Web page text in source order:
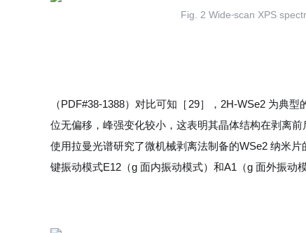
Fig. 2 Wide⁃scan XPS
（PDF#38-1388）对比可知［29］，2H-WSe2 为典型
位无偏移，峰强变化较小，这表明其晶体结构在剥离
使用拉曼光谱研究了微机械剥离法制备的WSe2 纳米
键振动模式E12（g 面内振动模式）和A1（g 面外振动